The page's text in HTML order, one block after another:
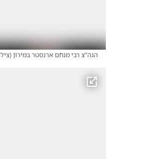
הגה"צ רבי מנחם ארנסטר במירון(